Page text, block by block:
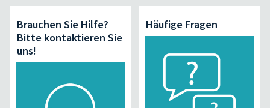
Brauchen Sie Hilfe?
Bitte kontaktieren Sie
uns!
Häufige Fragen